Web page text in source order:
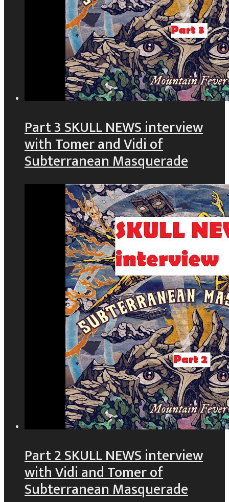
Part 3 SKULL NEWS interview
with Tomer and Vidi of
Subterranean Masquerade
Part 2 SKULL NEWS interview
with Vidi and Tomer of
Subterranean Masquerade